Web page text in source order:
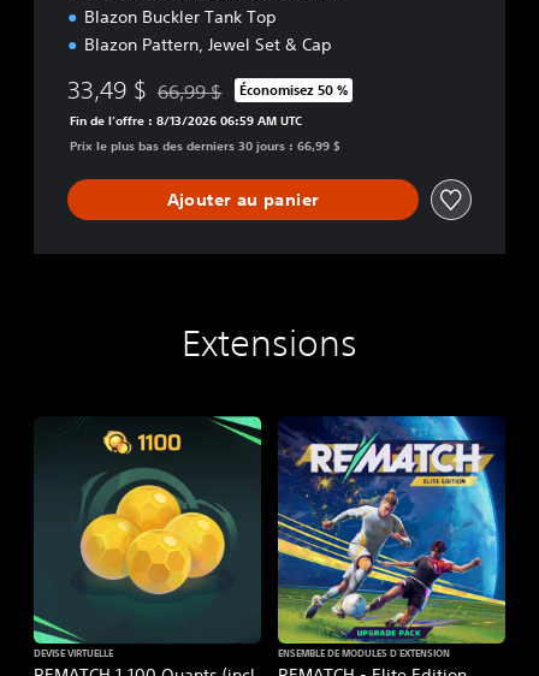
Blazon Buckler Tank Top
Blazon Pattern, Jewel Set & Cap
33,49 $ Remise par rapport au prix d'origine de 66,99 $
66,99 $ Économisez 50 %
Fin de l’offre : 8/13/2026 06:59 AM UTC
Prix le plus bas des derniers 30 jours : 66,99 $
Ajouter au panier
Extensions
DEVISE VIRTUELLE ENSEMBLE DE MODULES D'EXTENSION